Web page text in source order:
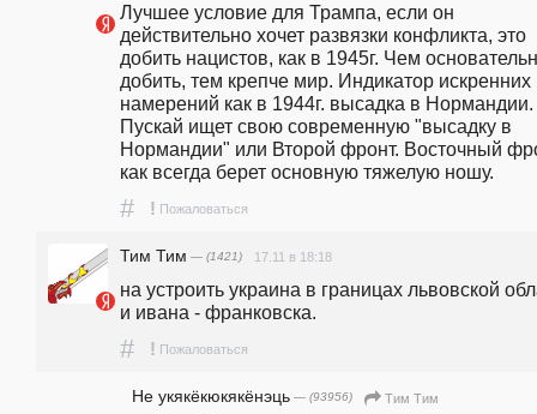
Лучшее условие для Трампа, если он
действительно хочет развязки конфликта, это
добить нацистов, как в 1945г. Чем
добить, тем крепче мир. Индикатор искренних
намерений как в 1944г. высадка в Нормандии.
Пускай ищет свою современную "высадку в
Нормандии" или Второй фронт. Восточный
как всегда берет основную тяжелую ношу.
# ! Пожаловаться
Тим Тим — (1421) 17.11 в 18:18
на устроить украина в границах львовской
и ивана - франковска.
# ! Пожаловаться
Не укякёкюкякёнэць — (93956)
Тим Тим